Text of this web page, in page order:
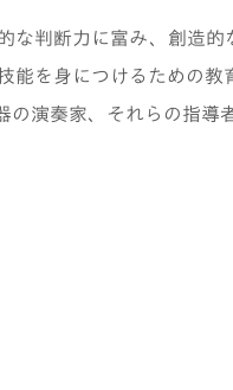
な判断力に富み、創造
能を身につけるための
の演奏家、それらの指